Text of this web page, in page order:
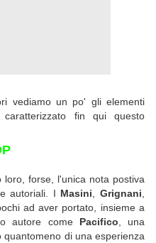
vediamo un po' gli elementi
fin qui questo
loro, forse, l'unica nota postiva
autoriali. I Masini ,Grignani
ad aver portato, insieme a
autore come Pacifico , una
di una esperienza